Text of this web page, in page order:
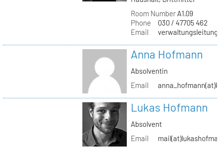
Room NumberA1.09
Phone
030 / 47705 462
Email
Anna Hofmann
Absolventin
Email
Lukas Hofmann
Absolvent
Email